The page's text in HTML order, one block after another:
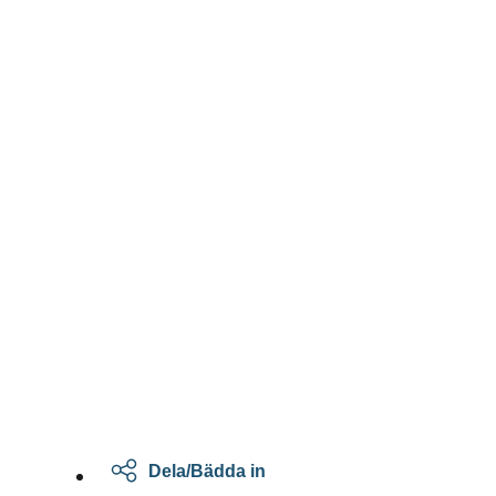
Dela/Bädda in